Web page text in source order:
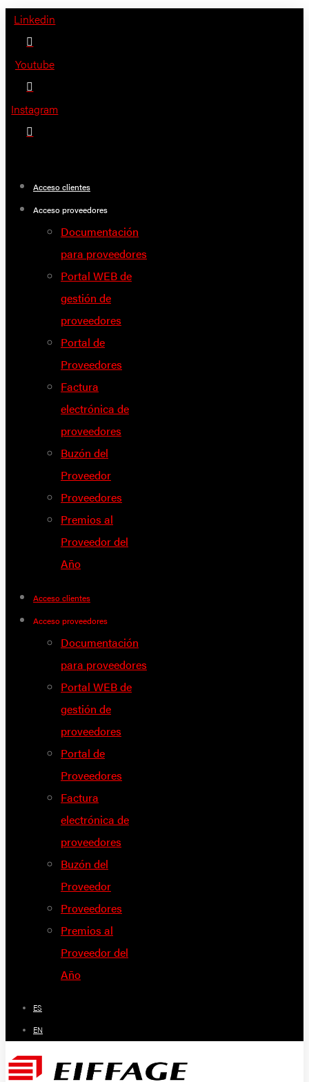
Saltar
contenido
Linkedin
Youtube
Instagram
Acceso clientes
Acceso proveedores
Documentación
para proveedores
Portal WEB de
gestión de
proveedores
Portal de
Proveedores
Factura
electrónica de
proveedores
Buzón del
Proveedor
Proveedores
Premios al
Proveedor del
Año
Acceso clientes
Acceso proveedores
Documentación
para proveedores
Portal WEB de
gestión de
proveedores
Portal de
Proveedores
Factura
electrónica de
proveedores
Buzón del
Proveedor
Proveedores
Premios al
Proveedor del
Año
ES
EN